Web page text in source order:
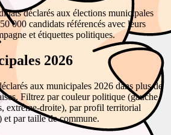
déclarés aux élections municipales
000 candidats référencés avec leurs
et étiquettes politiques.
2026
aux municipales 2026 dans plus de
Filtrez par couleur politique (gauche,
extrême-droite), par profil territorial
par taille de commune.